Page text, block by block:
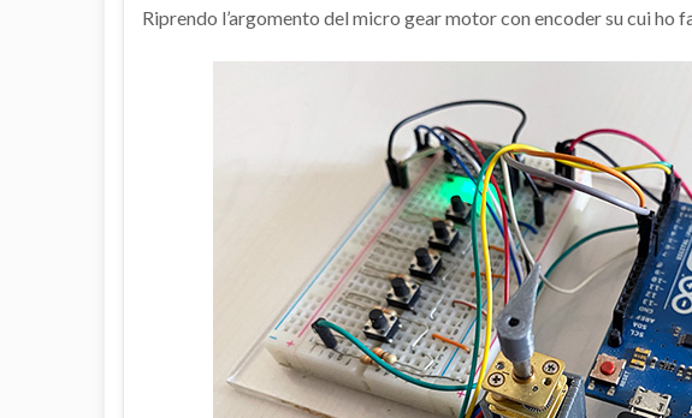
Riprendo l’argomento del micro gear motor con encoder su cui ho